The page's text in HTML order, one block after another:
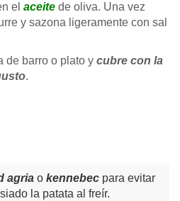
el aceite de oliva. Una vez
y sazona ligeramente con sal
de barro o plato y cubre con la
.
agria o kennebec para evitar
la patata al freír.